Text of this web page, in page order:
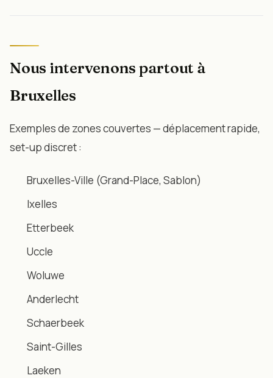
Nous intervenons partout à
Bruxelles
Exemples de zones couvertes — déplacement rapide,
set-up discret :
Bruxelles-Ville (Grand-Place, Sablon)
Ixelles
Etterbeek
Uccle
Woluwe
Anderlecht
Schaerbeek
Saint-Gilles
Laeken